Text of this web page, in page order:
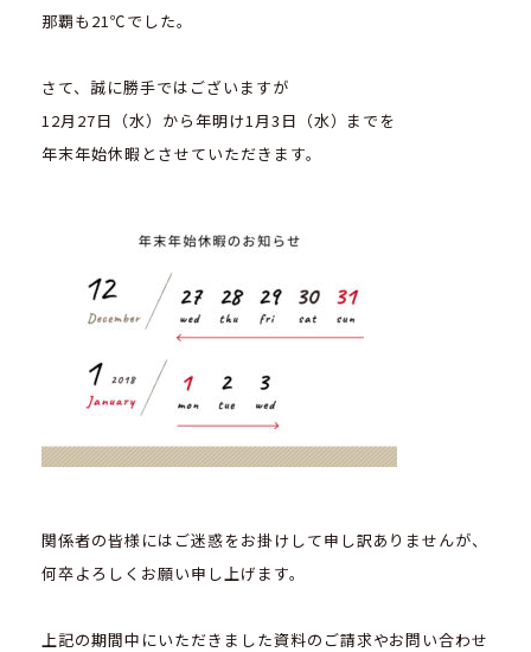
那覇も21℃でした。
さて、誠に勝手ではございますが
12月27日（水）から年明け1月3日（水）までを
年末年始休暇とさせていただきます。
関係者の皆様にはご迷惑をお掛けして申し訳ありませんが、
何卒よろしくお願い申し上げます。
上記の期間中にいただきました資料のご請求やお問い合わせ